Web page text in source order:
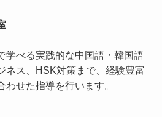
学べる実践的な中国語・韓国語
ネス、HSK対策まで、経験豊富
せた指導を行います。